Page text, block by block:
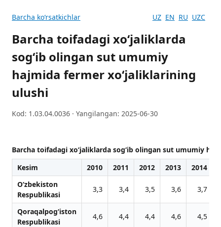
Barcha koʻrsatkichlar UZ EN RU UZC
Barcha toifadagi xo‘jaliklarda
sog‘ib olingan sut umumiy
hajmida fermer xo‘jaliklarining
ulushi
Kod: 1.03.04.0036 · Yangilangan: 2025-06-30
Barcha toifadagi xo‘jaliklarda sog‘ib olingan sut umumiy
Kesim
2010 2011 2012 2013 2014
O‘zbekiston
Respublikasi
3,3 3,4 3,5 3,6 3,7
Qoraqalpog‘iston
Respublikasi
4,6 4,4 4,4 4,6 4,5